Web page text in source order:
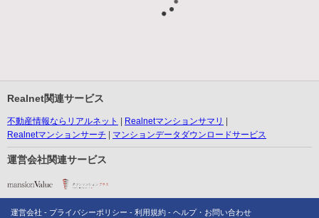
Realnet関連サービス
不動産情報ならリアルネット
Realnetマンションサマリ
Realnetマンションサーチ
マンションデータダウンロードサービス
運営会社関連サービス
運営会社 プライバシーポリシー 利用規約 ヘルプ・お問い合わせ